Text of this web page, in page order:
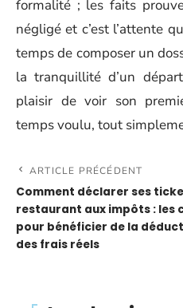
formalité ; les faits
négligé et c’est l’attente
temps de composer un
la tranquillité d’un
plaisir de voir son
temps voulu, tout
ARTICLE PRÉCÉDENT
Comment déclarer ses
restaurant aux impôts : les
pour bénéficier de la
des frais réels